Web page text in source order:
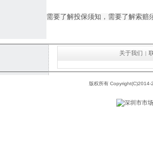
需要了解投保须知 ，需要了解索赔
版权所有
关于我们 |